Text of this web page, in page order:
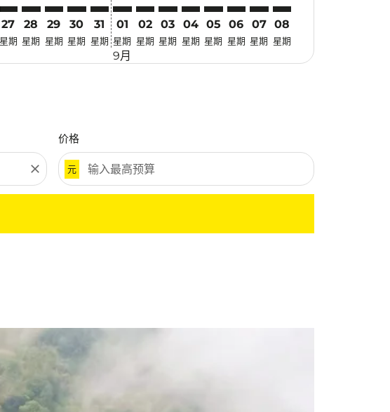
27
星期
28
星期
29
星期
30
星期
31
星期
01
星期
9月
02
星期
03
星期
04
星期
05
星期
06
星期
07
星期
08
星期
close
价格
元